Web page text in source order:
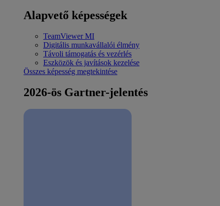
Alapvető képességek
TeamViewer MI
Digitális munkavállalói élmény
Távoli támogatás és vezérlés
Eszközök és javítások kezelése
Összes képesség megtekintése
2026-ös Gartner-jelentés